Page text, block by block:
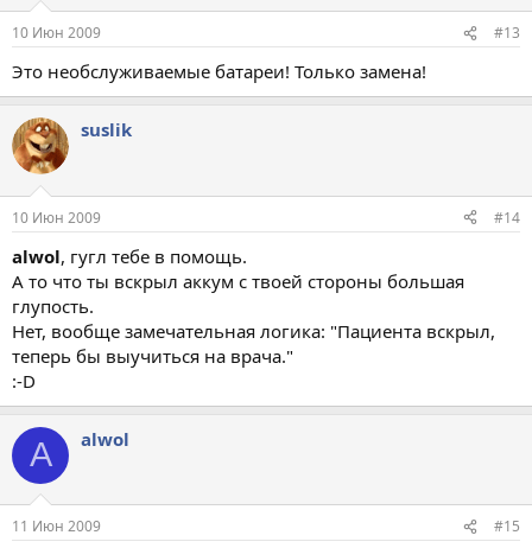
10 Июн 2009 #13
Это необслуживаемые батареи! Только замена!
suslik
10 Июн 2009 #14
alwol, гугл тебе в помощь.
А то что ты вскрыл аккум с твоей стороны большая
глупость.
Нет, вообще замечательная логика: "Пациента вскрыл,
теперь бы выучиться на врача."
:-D
A alwol
11 Июн 2009 #15